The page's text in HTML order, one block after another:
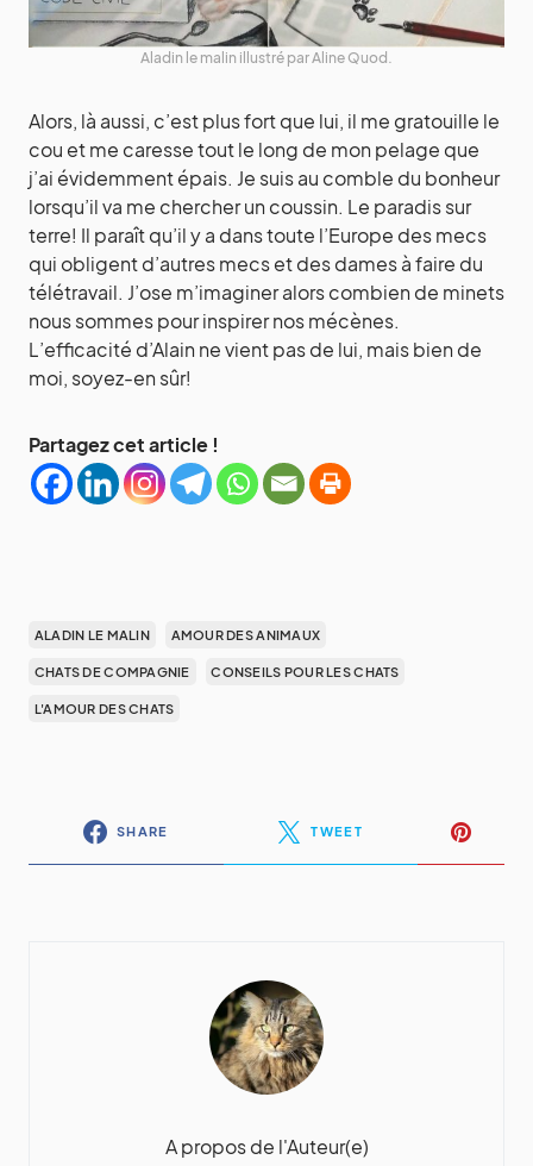
Aladin le malin illustré par Aline Quod.
Alors, là aussi, c’est plus fort que lui, il me gratouille le
cou et me caresse tout le long de mon pelage que
j’ai évidemment épais. Je suis au comble du bonheur
lorsqu’il va me chercher un coussin. Le paradis sur
terre! Il paraît qu’il y a dans toute l’Europe des mecs
qui obligent d’autres mecs et des dames à faire du
télétravail. J’ose m’imaginer alors combien de minets
nous sommes pour inspirer nos mécènes.
L’efficacité d’Alain ne vient pas de lui, mais bien de
moi, soyez-en sûr!
Partagez cet article !
ALADIN LE MALIN AMOUR DES ANIMAUX
CHATS DE COMPAGNIE CONSEILS POUR LES CHATS
L'AMOUR DES CHATS
SHARE TWEET
A propos de l'Auteur(e)